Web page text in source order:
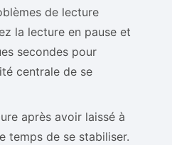
de lecture
la lecture en pause et
secondes pour
centrale de se
après avoir laissé à
temps de se stabiliser.